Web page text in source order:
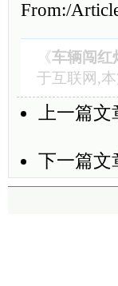
From:/
《车辆闯红
于互联网,本
上一篇文
下一篇文